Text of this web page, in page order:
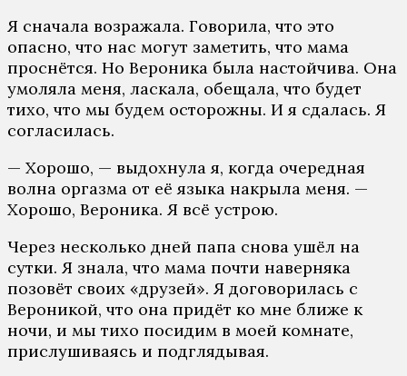
Я сначала возражала. Говорила, что это
опасно, что нас могут заметить, что мама
проснётся. Но Вероника была настойчива. Она
умоляла меня, ласкала, обещала, что будет
тихо, что мы будем осторожны. И я сдалась. Я
согласилась.
— Хорошо, — выдохнула я, когда очередная
волна оргазма от её языка накрыла меня. —
Хорошо, Вероника. Я всё устрою.
Через несколько дней папа снова ушёл на
сутки. Я знала, что мама почти наверняка
позовёт своих «друзей». Я договорилась с
Вероникой, что она придёт ко мне ближе к
ночи, и мы тихо посидим в моей комнате,
прислушиваясь и подглядывая.